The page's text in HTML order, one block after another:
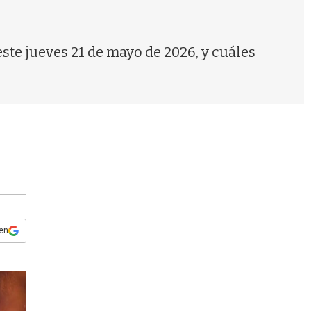
jueves 21 de mayo de 2026, y cuáles